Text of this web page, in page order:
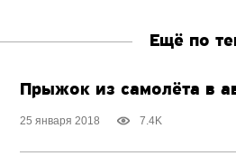
Ещё по
Прыжок из самолёта в
25 января 2018 7.4K